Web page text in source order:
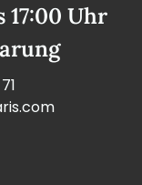
17:00 Uhr